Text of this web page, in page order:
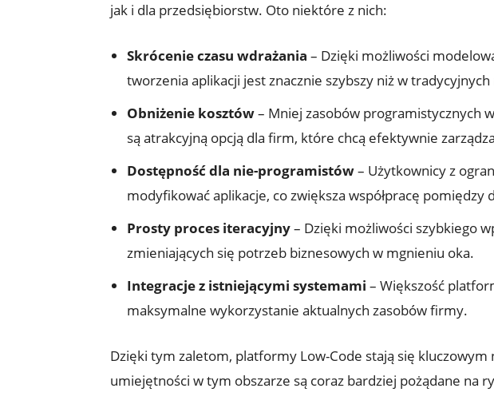
jak i dla przedsiębiorstw. Oto niektóre z nich:
Skrócenie czasu wdrażania – Dzięki możliwości
tworzenia aplikacji jest znacznie szybszy niż w
Obniżenie kosztów– Mniej zasobów programistycznych
są atrakcyjną opcją dla firm, które chcą efektywnie
Dostępność dla nie-programistów– Użytkownicy z
modyfikować aplikacje, co zwiększa współpracę pomiędzy
Prosty proces iteracyjny– Dzięki możliwości szybkiego
zmieniających się potrzeb biznesowych w mgnieniu oka.
Integracje z istniejącymi systemami – Większość
maksymalne wykorzystanie aktualnych zasobów firmy.
Dzięki tym zaletom, platformy Low-Code stają się
umiejętności w tym obszarze są coraz bardziej pożądane na